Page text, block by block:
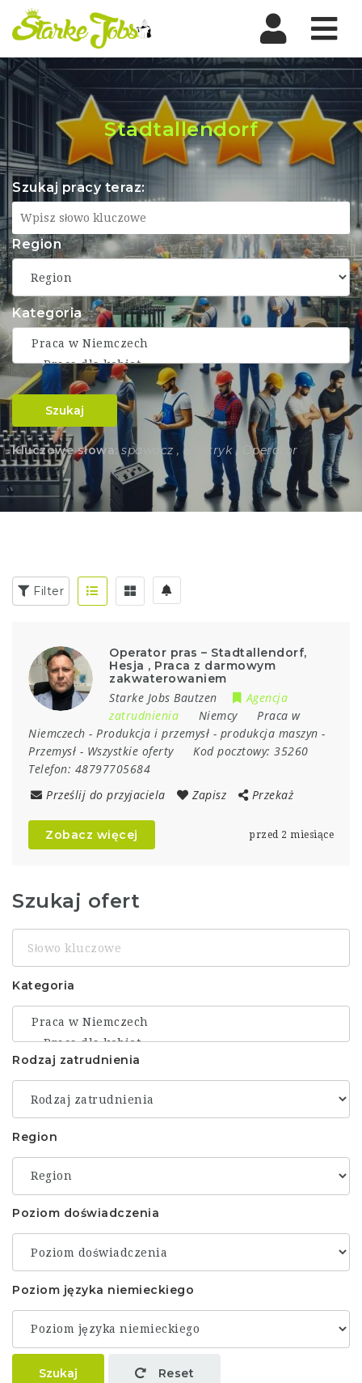
Stadtallendorf
Szukaj pracy teraz:
Region
Kategoria
Szukaj
Kluczowe słowa: spawacz , elektryk , Operator
Filter
Operator pras – Stadtallendorf,
Hesja , Praca z darmowym
zakwaterowaniem
Starke Jobs Bautzen
Agencja
zatrudnienia
Niemcy
Praca w
Niemczech - Produkcja i przemysł - produkcja maszyn -
Przemysł - Wszystkie oferty Kod pocztowy: 35260
Telefon: 48797705684
Prześlij do przyjaciela
Zapisz Przekaż
Zobacz więcej przed 2 miesiące
Szukaj ofert
Słowo
kluczowe
Kategoria
Rodzaj zatrudnienia
Region
Poziom doświadczenia
Poziom języka niemieckiego
Szukaj Reset